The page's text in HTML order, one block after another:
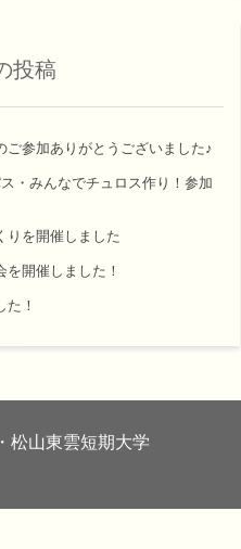
投稿
ご参加ありがとうございました♪
・みんなでチュロス作り！参加
りを開催しました
を開催しました！
た！
松山東雲短期大学